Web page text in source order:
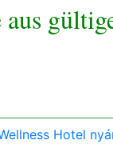
Hotel